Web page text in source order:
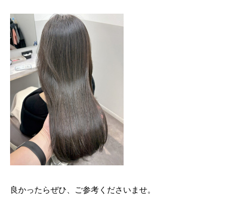
良かったらぜひ、ご参考くださいませ。